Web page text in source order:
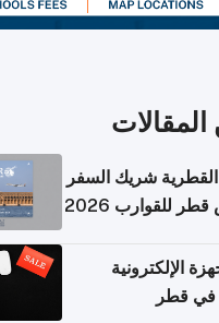
المقالات
شريك السفر
للقوارب 2026
الإلكترونية
في قطر